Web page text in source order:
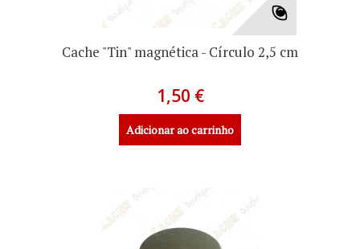
Cache "Tin" magnética - Círculo 2,5 cm
1,50 €
Adicionar ao carrinho